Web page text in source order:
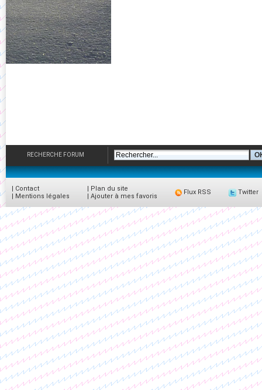
RECHERCHE FORUM
| Contact
| Mentions légales
| Plan du site
| Ajouter à mes favoris
Flux RSS Twitter